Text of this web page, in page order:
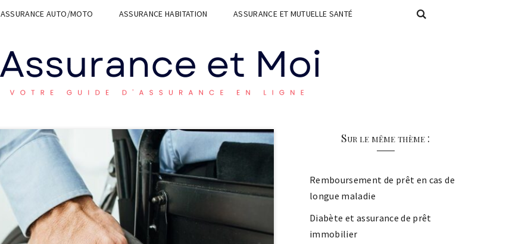
ASSURANCE AUTO/MOTO ASSURANCE HABITATION ASSURANCE ET MUTUELLE SANTÉ
Sur le même thème :
Remboursement de prêt en cas de
longue maladie
Diabète et assurance de prêt
immobilier